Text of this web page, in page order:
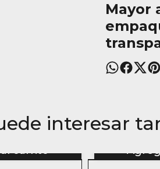
Mayor
interesar
carrito